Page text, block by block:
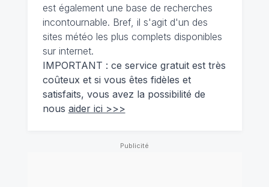
est également une base de recherches
incontournable. Bref, il s'agit d'un des
sites météo les plus complets disponibles
sur internet.
IMPORTANT : ce service gratuit est très
coûteux et si vous êtes fidèles et
satisfaits, vous avez la possibilité de
nous aider ici >>>